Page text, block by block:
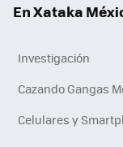
En Xataka
Investigación
Cazando Gangas
Celulares y